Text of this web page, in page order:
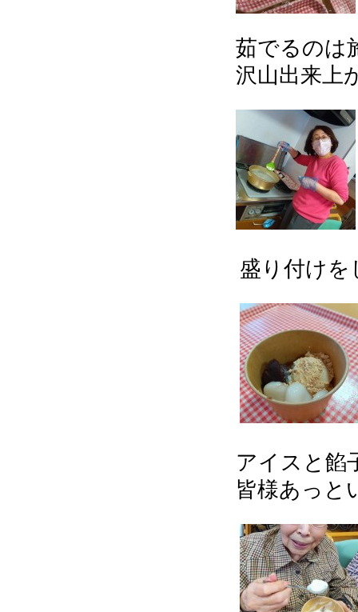
茹でるのは
沢山出来上
盛り付けを
アイスと餡
皆様あっと